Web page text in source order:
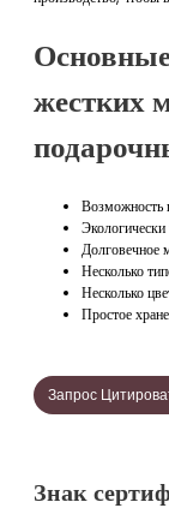
жестких
Возможность
Долговечное
Несколько
Несколько
Простое
Запрос
Знак